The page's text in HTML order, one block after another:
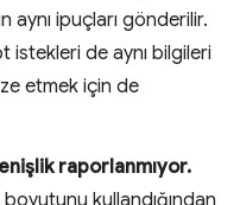
aynı ipuçları gönderilir.
istekleri de aynı bilgileri
etmek için de
raporlanmıyor.
kullandığından